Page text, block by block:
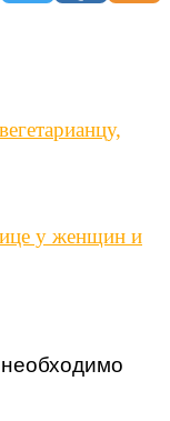
у женщин и